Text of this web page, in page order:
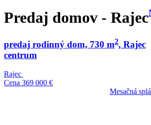
Predaj domov - Rajec
predaj rodinný dom, 730 m2, Rajec
centrum
Rajec
Cena 369 000 €
Mesačná